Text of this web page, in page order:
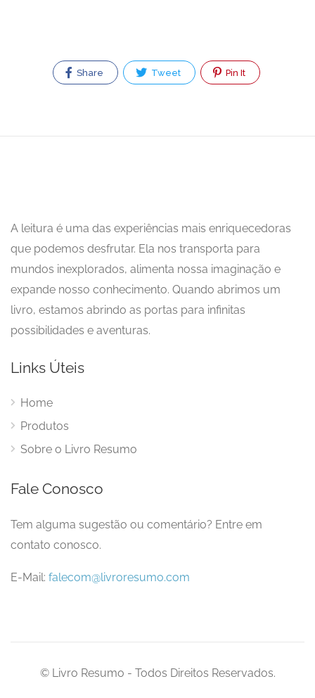
Share Tweet Pin It
A leitura é uma das experiências mais enriquecedoras
que podemos desfrutar. Ela nos transporta para
mundos inexplorados, alimenta nossa imaginação e
expande nosso conhecimento. Quando abrimos um
livro, estamos abrindo as portas para infinitas
possibilidades e aventuras.
Links Úteis
Home
Produtos
Sobre o Livro Resumo
Fale Conosco
Tem alguma sugestão ou comentário? Entre em
contato conosco.
E-Mail: falecom@livroresumo.com
© Livro Resumo - Todos Direitos Reservados.